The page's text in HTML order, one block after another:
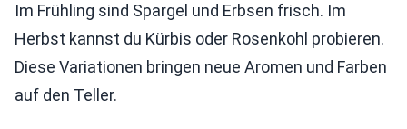
Im Frühling sind Spargel und Erbsen frisch. Im
Herbst kannst du Kürbis oder Rosenkohl probieren.
Diese Variationen bringen neue Aromen und Farben
auf den Teller.